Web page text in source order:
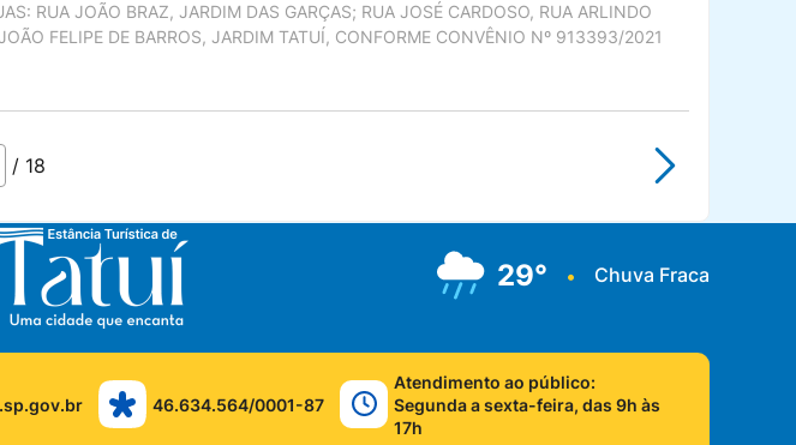
RUA JOÃO BRAZ, JARDIM DAS GARÇAS; RUA JOSÉ CARDOSO, RUA ARLINDO
FELIPE DE BARROS, JARDIM TATUÍ, CONFORME CONVÊNIO Nº 913393/2021
/ 18
29° • Chuva Fraca
46.634.564/0001-87
Atendimento ao público:
Segunda a sexta-feira, das 9h às
17h